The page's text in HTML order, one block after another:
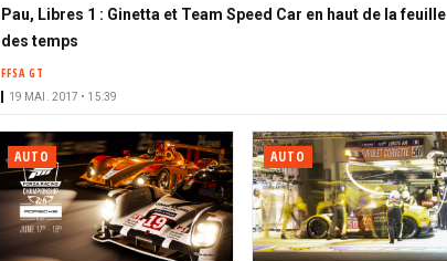
Pau, Libres 1 : Ginetta et Team Speed Car en haut de la feuille
des temps
FFSA GT
19 MAI. 2017 • 15:39
AUTO AUTO